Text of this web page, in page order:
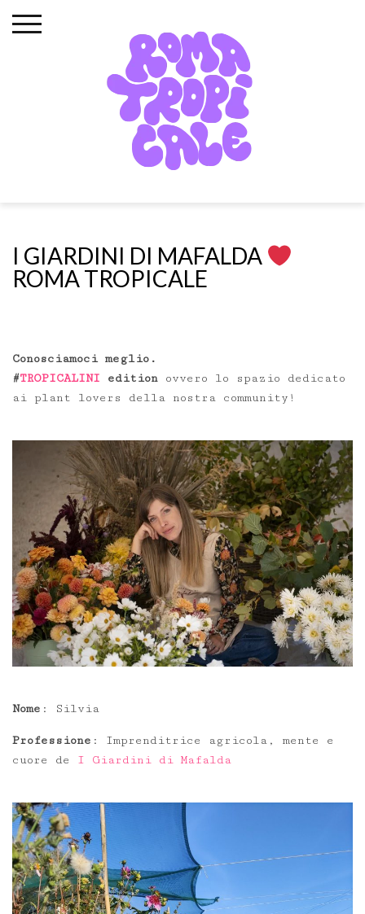
to
I GIARDINI DI MAFALDA
ROMA TROPICALE
Conosciamoci meglio.
#TROPICALINI edition ovvero lo spazio dedicato
ai plant lovers della nostra community!
Nome : Silvia
Professione : Imprenditrice agricola, mente e
cuore de I Giardini di Mafalda